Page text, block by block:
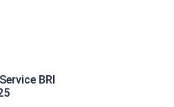
BRI